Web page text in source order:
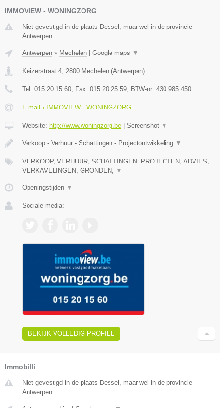
IMMOVIEW - WONINGZORG
Niet gevestigd in de plaats Dessel, maar wel in de provincie
Antwerpen.
Antwerpen » Mechelen Google maps ▼
Keizerstraat 4, 2800 Mechelen (Antwerpen)
Tel: 015 20 15 60, Fax: 015 20 25 59, BTW-nr: 430 985 450
E-mail › IMMOVIEW - WONINGZORG
Website: http://www.woningzorg.be Screenshot ▼
Verkoop - Verhuur - Schattingen - Projectontwikkeling ▼
VERKOOP, VERHUUR, SCHATTINGEN, PROJECTEN, ADVIES,
VERKAVELINGEN, GRONDEN, ▼
Openingstijden ▼
Sociale media:
BEKIJK VOLLEDIG PROFIEL
Immobilli
Niet gevestigd in de plaats Dessel, maar wel in de provincie
Antwerpen.